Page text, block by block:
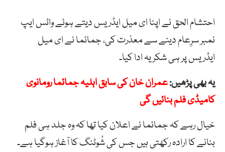
احتشام الحق نے اپنا ای میل ایڈریس دیتے ہوئے واٹس ایپ
نمبر سرِعام دینے سے معذرت کی، جمائما نے ای میل
ایڈریس پر ہی شکریہ ادا کیا۔
یہ بھی پڑھیں:عمران خان کی سابق اہلیہ جمائما رومانوی
کامیڈی فلم بنائیں گی
خیال رہے کہ جمائما نے اعلان کیا تھا کہ وہ جلد ہی فلم
بنانے کا ارادہ رکھتی ہیں جس کی شُوٹنگ کا آغاز ہوگیا ہے۔